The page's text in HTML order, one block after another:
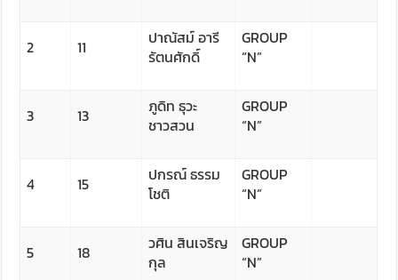
2 11
ปาณัสม์ อารี
รัตนศักดิ์
GROUP
“N”
3 13
ภูดิท ธุวะ
ชาวสวน
GROUP
“N”
4 15
ปกรณ์ ธรรม
โชติ
GROUP
“N”
5 18
วศิน สินเจริญ
กุล
GROUP
“N”